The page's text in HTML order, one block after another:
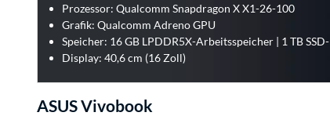
Prozessor: Qualcomm Snapdragon X X1-26-100
Grafik: Qualcomm Adreno GPU
Speicher: 16 GB LPDDR5X-Arbeitsspeicher | 1 TB
Display: 40,6 cm (16 Zoll)
ASUS Vivobook